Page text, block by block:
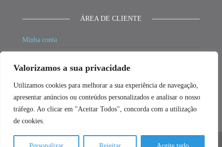
Valorizamos a sua privacidade
Utilizamos cookies para melhorar a sua experiência de navegação,
apresentar anúncios ou conteúdos personalizados e analisar o nosso
tráfego. Ao clicar em "Aceitar Todos", concorda com a utilização
de cookies.
ÁREA DE CLIENTE
Minha conta
Finalizar compras
Promoções